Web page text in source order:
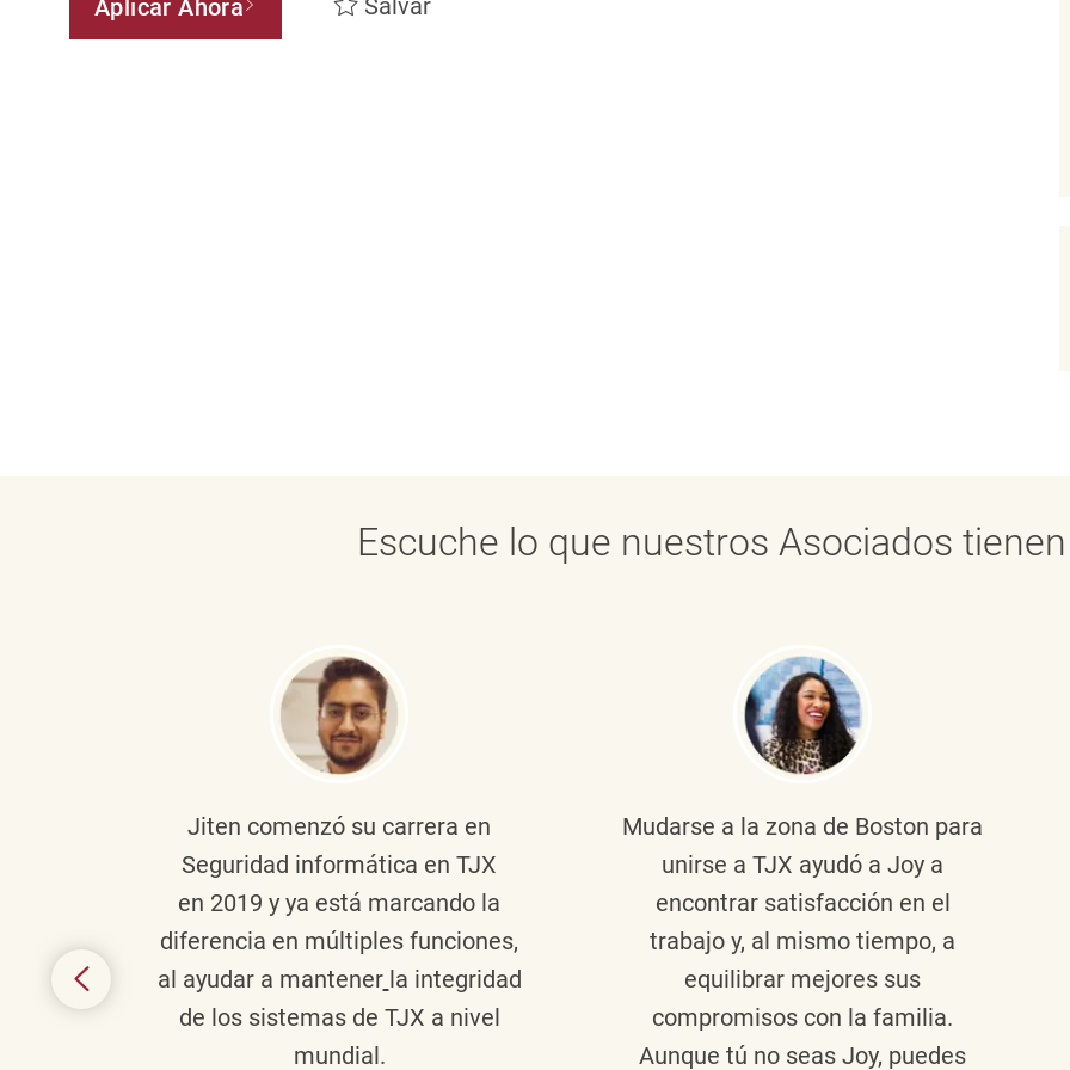
Aplicar Ahora Salvar
Escuche lo que nuestros Asociados
Jiten comenzó su carrera en
Seguridad informática en TJX
en 2019 y ya está marcando la
diferencia en múltiples funciones,
al ayudar a mantener la integridad
de los sistemas de TJX a nivel
mundial.
Mudarse a la zona de Boston para
unirse a TJX ayudó a Joy a
encontrar satisfacción en el
trabajo y, al mismo tiempo, a
equilibrar mejores sus
compromisos con la familia.
Aunque tú no seas Joy, puedes